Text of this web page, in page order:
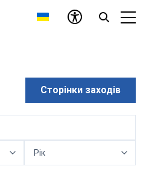
Сторінки заходів